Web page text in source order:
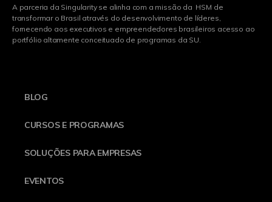
A parceria da Singularity se alinha com a missão da HSM de
transformar o Brasil através do desenvolvimento de líderes,
fornecendo aos executivos e empreendedores brasileiros acesso ao
portfólio altamente conceituado de programas da SU.
BLOG
CURSOS E PROGRAMAS
SOLUÇÕES PARA EMPRESAS
EVENTOS